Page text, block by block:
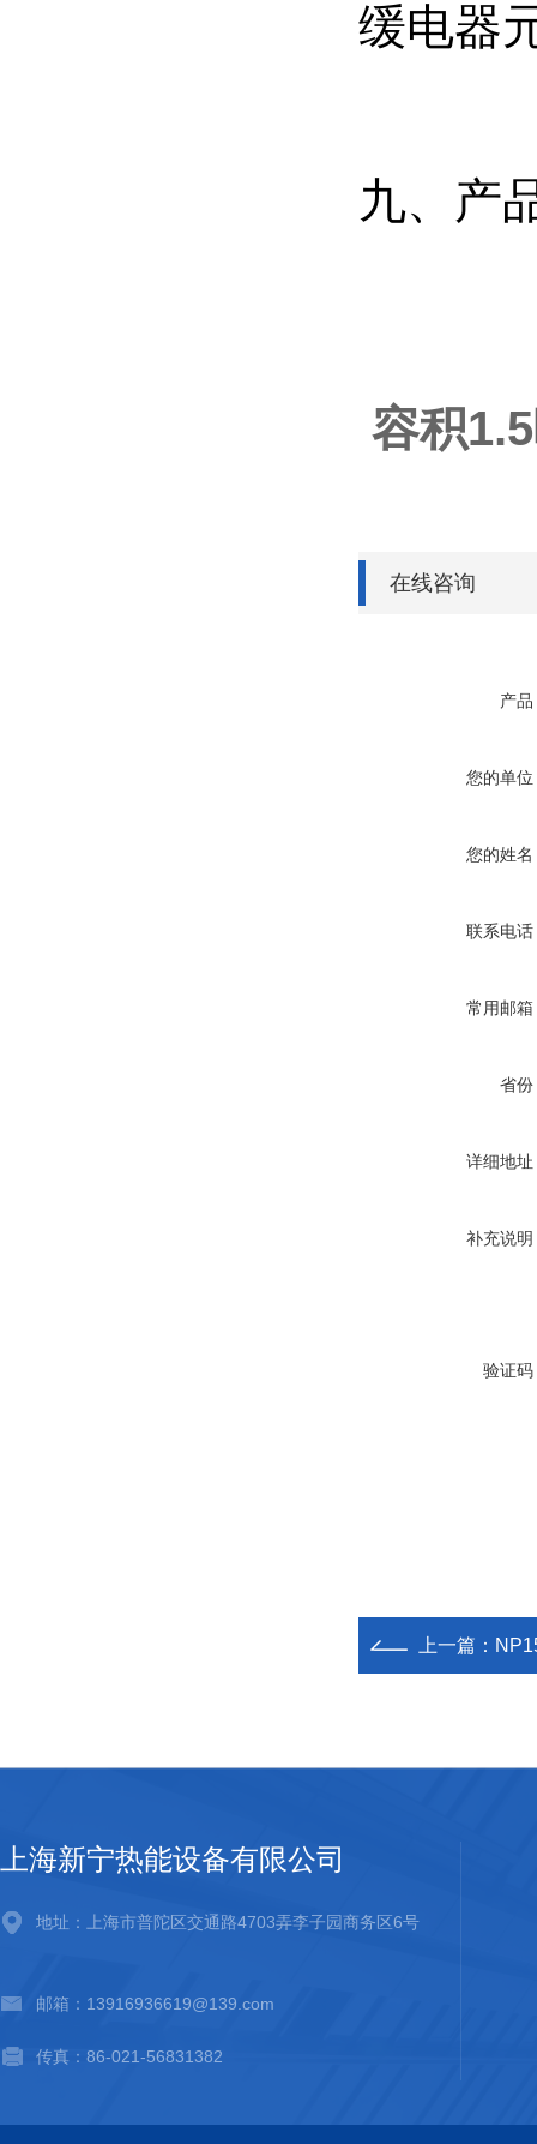
缓电器
九、产
容积
在线咨询
产品
您的单位
您的姓名
联系电话
常用邮箱
省份
详细地址
补充说明
验证码
上一篇：
上海新宁热能设备有限公司
地址：上海市普陀区交通路4703弄李子园商务区6号
邮箱：13916936619@139.com
传真：86-021-56831382